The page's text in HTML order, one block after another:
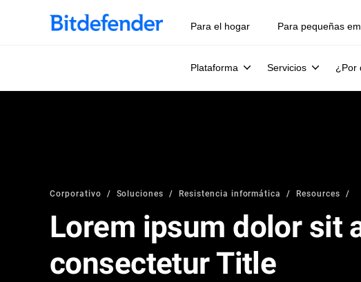
Para el hogar Para pequeñas
Plataforma Servicios ¿Por
Corporativo Soluciones Resistencia informática Resources
Lorem ipsum dolor sit
consectetur Title